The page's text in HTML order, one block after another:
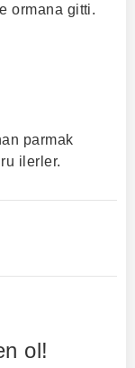
ormana gitti.
parmak
ilerler.
ol!